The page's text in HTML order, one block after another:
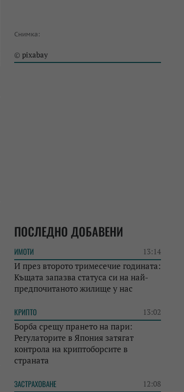
Снимка:
© pixabay
ПОСЛЕДНО ДОБАВЕНИ
ИМОТИ 13:14
И през второто тримесечие годината:
Къщата запазва статуса си на най-
предпочитаното жилище у нас
КРИПТО 13:02
Борба срещу прането на пари:
Регулаторите в Япония затягат
контрола на криптоборсите в
страната
ЗАСТРАХОВАНЕ 12:08